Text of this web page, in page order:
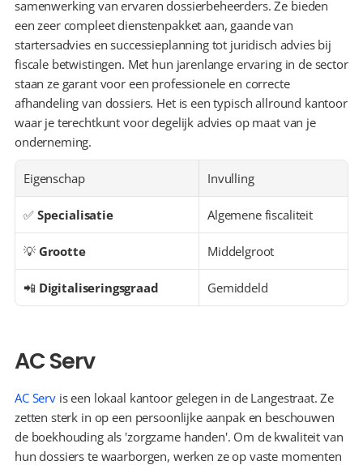
samenwerking van ervaren dossierbeheerders. Ze bieden
een zeer compleet dienstenpakket aan, gaande van
startersadvies en successieplanning tot juridisch advies bij
fiscale betwistingen. Met hun jarenlange ervaring in de sector
staan ze garant voor een professionele en correcte
afhandeling van dossiers. Het is een typisch allround kantoor
waar je terechtkunt voor degelijk advies op maat van je
onderneming.
Eigenschap Invulling
✅ Specialisatie Algemene fiscaliteit
💡 Grootte Middelgroot
📲 Digitaliseringsgraad Gemiddeld
AC Serv
AC Serv is een lokaal kantoor gelegen in de Langestraat. Ze
zetten sterk in op een persoonlijke aanpak en beschouwen
de boekhouding als 'zorgzame handen'. Om de kwaliteit van
hun dossiers te waarborgen, werken ze op vaste momenten